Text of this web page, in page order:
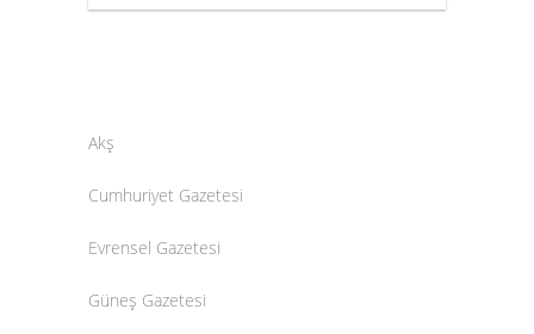
Akş
Cumhuriyet Gazetesi
Evrensel Gazetesi
Güneş Gazetesi